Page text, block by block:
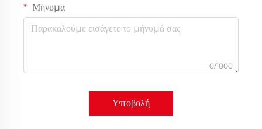
Μήνυμα
0/1000
Υποβολή